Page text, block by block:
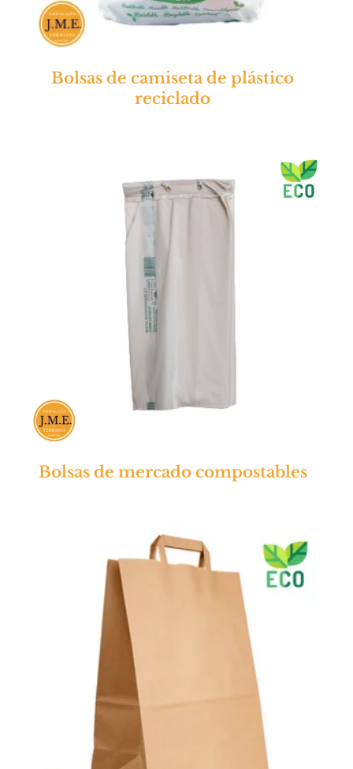
Bolsas de camiseta de plástico
reciclado
Bolsas de mercado compostables